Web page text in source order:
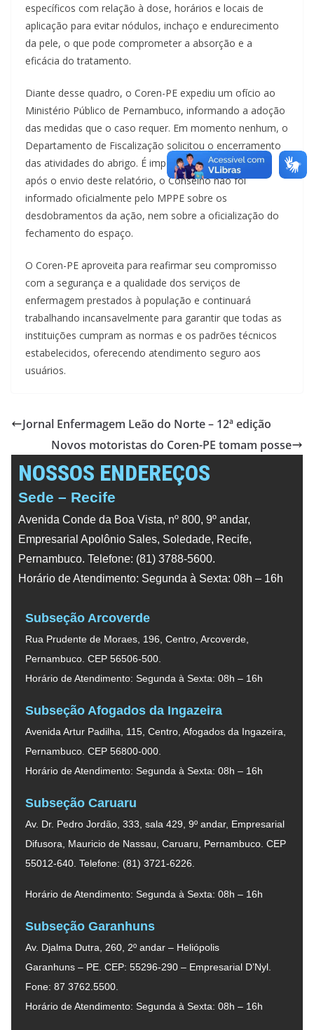
específicos com relação à dose, horários e locais de
aplicação para evitar nódulos, inchaço e endurecimento
da pele, o que pode comprometer a absorção e a
eficácia do tratamento.
Diante desse quadro, o Coren-PE expediu um ofício ao
Ministério Público de Pernambuco, informando a adoção
das medidas que o caso requer. Em momento nenhum, o
Departamento de Fiscalização solicitou o encerramento
das atividades do abrigo. É importante ressaltar, que
após o envio deste relatório, o Conselho não foi
informado oficialmente pelo MPPE sobre os
desdobramentos da ação, nem sobre a oficialização do
fechamento do espaço.
O Coren-PE aproveita para reafirmar seu compromisso
com a segurança e a qualidade dos serviços de
enfermagem prestados à população e continuará
trabalhando incansavelmente para garantir que todas as
instituições cumpram as normas e os padrões técnicos
estabelecidos, oferecendo atendimento seguro aos
usuários.
Jornal Enfermagem Leão do Norte – 12ª edição
Novos motoristas do Coren-PE tomam posse
NOSSOS ENDEREÇOS
Sede – Recife
Avenida Conde da Boa Vista, nº 800, 9º andar,
Empresarial Apolônio Sales, Soledade, Recife,
Pernambuco. Telefone: (81) 3788-5600.
Horário de Atendimento: Segunda à Sexta: 08h – 16h
Subseção Arcoverde
Rua Prudente de Moraes, 196, Centro, Arcoverde,
Pernambuco. CEP 56506-500.
Horário de Atendimento: Segunda à Sexta: 08h – 16h
Subseção Afogados da Ingazeira
Avenida Artur Padilha, 115, Centro, Afogados da Ingazeira,
Pernambuco. CEP 56800-000.
Horário de Atendimento: Segunda à Sexta: 08h – 16h
Subseção Caruaru
Av. Dr. Pedro Jordão, 333, sala 429, 9º andar, Empresarial
Difusora, Mauricio de Nassau, Caruaru, Pernambuco. CEP
55012-640. Telefone: (81) 3721-6226.
Horário de Atendimento: Segunda à Sexta: 08h – 16h
Subseção Garanhuns
Av. Djalma Dutra, 260, 2º andar – Heliópolis
Garanhuns – PE. CEP: 55296-290 – Empresarial D’Nyl.
Fone: 87 3762.5500.
Horário de Atendimento: Segunda à Sexta: 08h – 16h